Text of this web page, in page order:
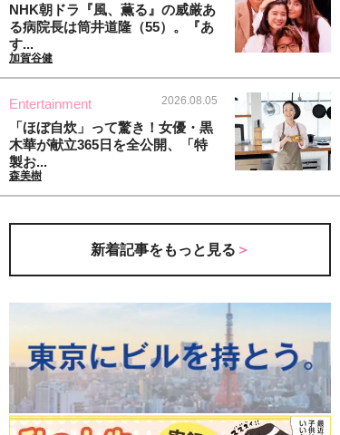
NHK朝ドラ『風、薫る』の威厳あ
る病院長は筒井道隆（55）。『あ
す...
加賀谷健
Entertainment 2026.08.05
「ほぼ自炊」って驚き！女優・黒
木華が献立365日を全公開、「特
製お...
森美樹
新着記事をもっと見る